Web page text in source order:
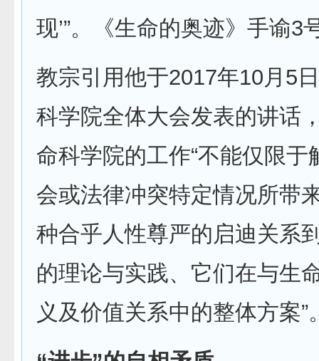
现’”。《生命的奥迹》手谕3
教宗引用他于2017年10月5
科学院全体大会发表的讲话
命科学院的工作“不能仅限于
会或法律冲突特定情况所带
种合乎人性尊严的启迪关系
的理论与实践、它们在与生
义及价值关系中的整体方案”